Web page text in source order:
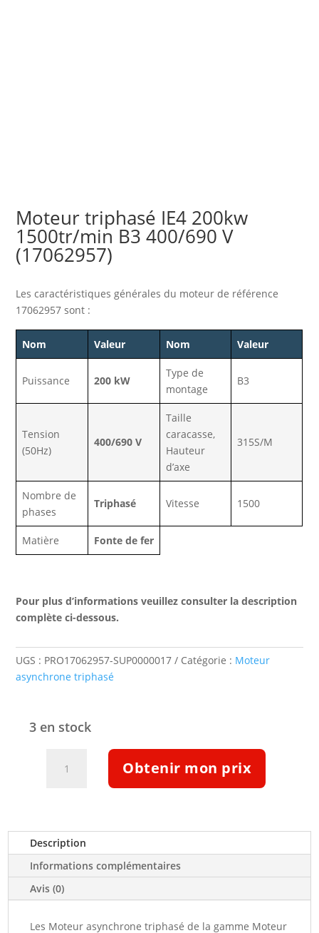
Moteur triphasé IE4 200kw
1500tr/min B3 400/690 V
(17062957)
Les caractéristiques générales du moteur de référence
17062957 sont :
Nom Valeur Nom Valeur
Puissance 200 kW
Type de
montage
B3
Tension
(50Hz)
400/690 V
Taille
caracasse,
Hauteur
d’axe
315S/M
Nombre de
phases
Triphasé Vitesse 1500
Matière Fonte de fer
Pour plus d’informations veuillez consulter la description
complète ci-dessous.
UGS : PRO17062957-SUP0000017 Catégorie : Moteur
asynchrone triphasé
3 en stock
200kw
1500tr/min
B3
400/690
V
(17062957)
Obtenir mon prix
Description
Informations complémentaires
Avis (0)
Les Moteur asynchrone triphasé de la gamme Moteur